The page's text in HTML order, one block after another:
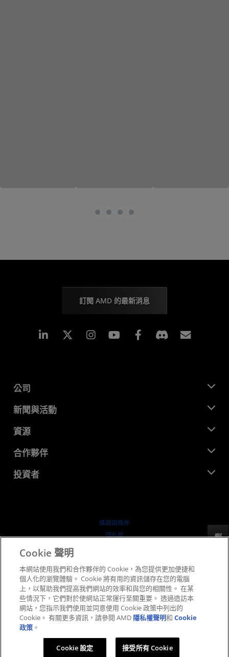
反馈
訂閱 AMD 的最新消息
Linkedin Instagram Facebook
公司
關於 AMD
企業責任
招聘
聯絡我們
新聞與活動
新聞室
媒體庫
資源
開發者中心
案例研究
合作夥伴
AMD 合作夥伴中心
投資者
條款與條件
隱私權
公平公開競爭
英國稅務策略
Cookie 政策
Cookie 設定
Cookie 聲明
本網站使用我們和合作夥伴的 Cookie，為您提供更加便捷和
個人化的瀏覽體驗。 Cookie 將有用的資訊儲存在您的電腦
上，以幫助我們提高我們網站的效率和與您的相關性。 在某
些情況下，它們對於使網站正常運行至關重要。 透過造訪本
網站，您指示我們使用並同意使用 Cookie 政策中列出的
Cookie。 有關更多資訊，請參閱 AMD 隱私權聲明和Cookie
政策 。
Cookie 設定 接受所有 Cookie